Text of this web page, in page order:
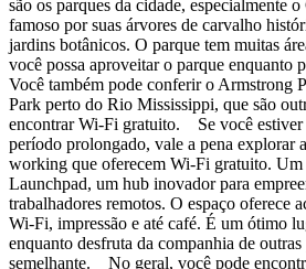
são os parques da cidade, especialmente
famoso por suas árvores de carvalho
jardins botânicos. O parque tem muitas
você possa aproveitar o parque enquanto
Você também pode conferir o Armstrong
Park perto do Rio Mississippi, que são
encontrar Wi-Fi gratuito. Se você estiver
período prolongado, vale a pena explorar
working que oferecem Wi-Fi gratuito. Um
Launchpad, um hub inovador para
trabalhadores remotos. O espaço oferece
Wi-Fi, impressão e até café. É um ótimo
enquanto desfruta da companhia de
semelhante. No geral, você pode